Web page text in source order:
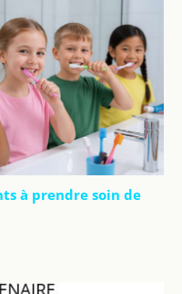
à prendre soin de